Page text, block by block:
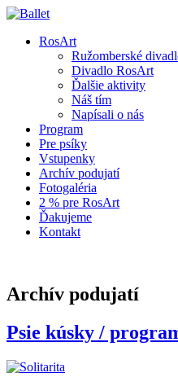
RosArt
Ružomberské
Divadlo RosArt
Ďalšie aktivity
Náš tím
Napísali o nás
Program
Pre psíky
Vstupenky
Archív podujatí
Fotogaléria
2 % pre RosArt
Ďakujeme
Kontakt
Archív podujatí
Psie kúsky /